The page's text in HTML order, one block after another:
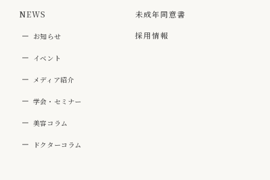
NEWS
お知らせ
イベント
メディア紹介
学会・セミナー
美容コラム
ドクターコラム
未成年同意書
採用情報